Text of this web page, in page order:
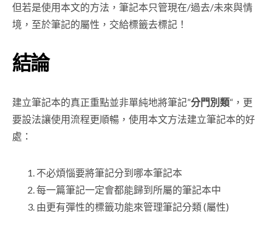
但若是使用本文的方法，筆記本只管現在/過去/未來與情
境，至於筆記的屬性，交給標籤去標記！
結論
建立筆記本的真正重點並非單純地將筆記”分門別類“，更
要設法讓使用流程更順暢，使用本文方法建立筆記本的好
處：
不必煩惱要將筆記分到哪本筆記本
每一篇筆記一定會都能歸到所屬的筆記本中
由更有彈性的標籤功能來管理筆記分類 (屬性)